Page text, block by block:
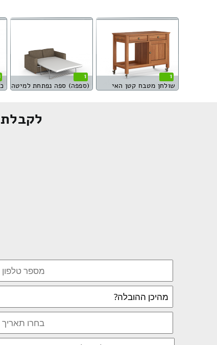
1
שולחן מטבח קטן האי
1
(ספפה) ספה נפתחת למיטה